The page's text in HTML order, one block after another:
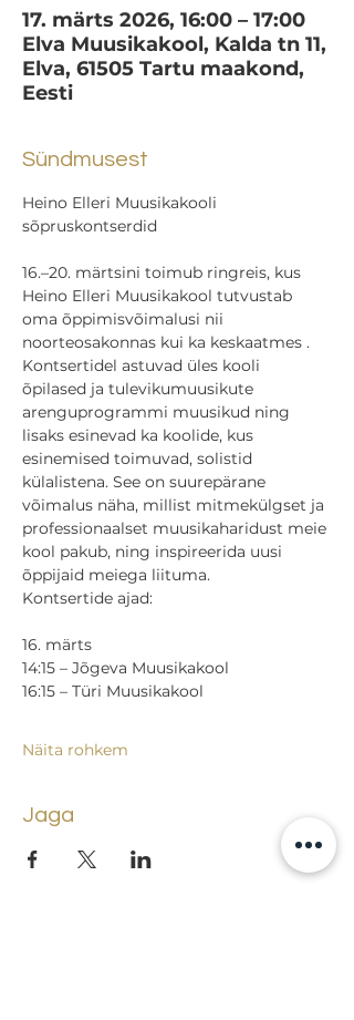
17. märts 2026, 16:00 – 17:00
Elva Muusikakool, Kalda tn 11,
Elva, 61505 Tartu maakond,
Eesti
Sündmusest
Heino Elleri Muusikakooli
sõpruskontserdid
16.–20. märtsini toimub ringreis, kus
Heino Elleri Muusikakool tutvustab
oma õppimisvõimalusi nii
noorteosakonnas kui ka keskaatmes .
Kontsertidel astuvad üles kooli
õpilased ja tulevikumuusikute
arenguprogrammi muusikud ning
lisaks esinevad ka koolide, kus
esinemised toimuvad, solistid
külalistena. See on suurepärane
võimalus näha, millist mitmekülgset ja
professionaalset muusikaharidust meie
kool pakub, ning inspireerida uusi
õppijaid meiega liituma.
Kontsertide ajad:
16. märts
14:15 – Jõgeva Muusikakool
16:15 – Türi Muusikakool
Näita rohkem
Jaga